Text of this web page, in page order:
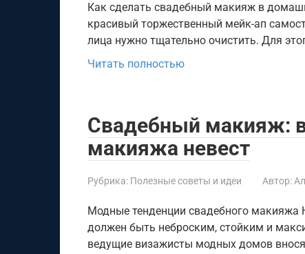
Как сделать свадебный макияж в
красивый торжественный мейк-ап
лица нужно тщательно очистить. Для
Читать полностью
Свадебный макияж:
макияжа невест
Рубрика: Полезные советы и идеи Автор:
Модные тенденции свадебного макияжа
должен быть неброским, стойким и
ведущие визажисты модных домов